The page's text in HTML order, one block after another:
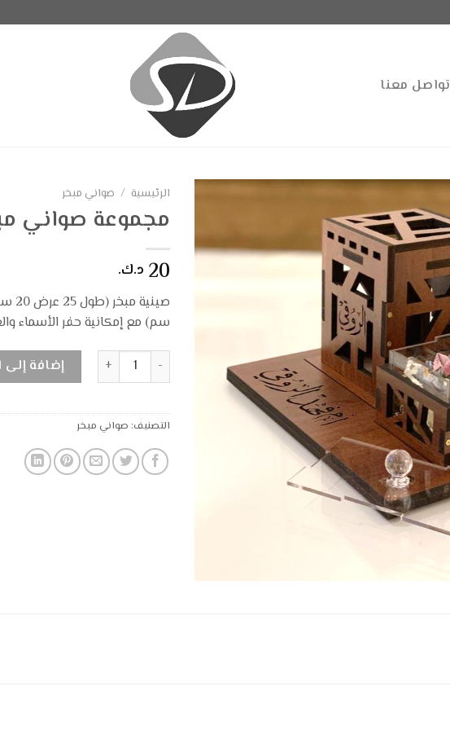
تواصل معنا
الرئيسية / صواني مبخر
مجموعة صواني
20 د.ك.
سم) مع إمكانية حفر الأسماء
كمية دهن عود معتق إضافة إلى
التصنيف: صواني مبخر